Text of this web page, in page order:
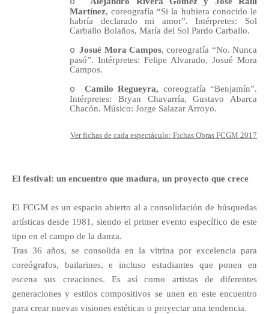
o
Martínez, coreografía “Si la hubiera conocido le
habría declarado mi amor”. Intérpretes: Sol
Carballo Bolaños, María del Sol Pardo Carballo.
o Josué Mora Campos, coreografía “No. Nunca
pasó”. Intérpretes: Felipe Alvarado, Josué Mora
Campos.
o Camilo Regueyra, coreografía “Benjamín”.
Intérpretes: Bryan Chavarría, Gustavo Abarca
Chacón. Músico: Jorge Salazar Arroyo.
Ver fichas de cada espectáculo: Fichas Obras FCGM 2017
El festival: un encuentro que madura, un proyecto que crece
El FCGM es un espacio abierto al a consolidación de búsquedas
artísticas desde 1981, siendo el primer evento específico de este
tipo en el campo de la danza.
Tras 36 años, se consolida en la vitrina por excelencia para
coreógrafos, bailarines, e incluso estudiantes que ponen en
escena sus creaciones. Es así como artistas de diferentes
generaciones y estilos compositivos se unen en este encuentro
para crear nuevas visiones estéticas o proyectar una tendencia.